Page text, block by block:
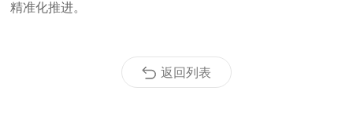
精准化推进。
返回列表